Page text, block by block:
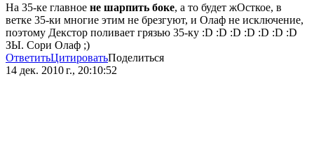
На 35-ке главное не шарпить боке, а то будет жОсткое, в
ветке 35-ки многие этим не брезгуют, и Олаф не исключение,
поэтому Декстор поливает грязью 35-ку :D :D :D :D :D :D :D
ЗЫ. Сори Олаф ;)
ОтветитьЦитироватьПоделиться
14 дек. 2010 г., 20:10:52